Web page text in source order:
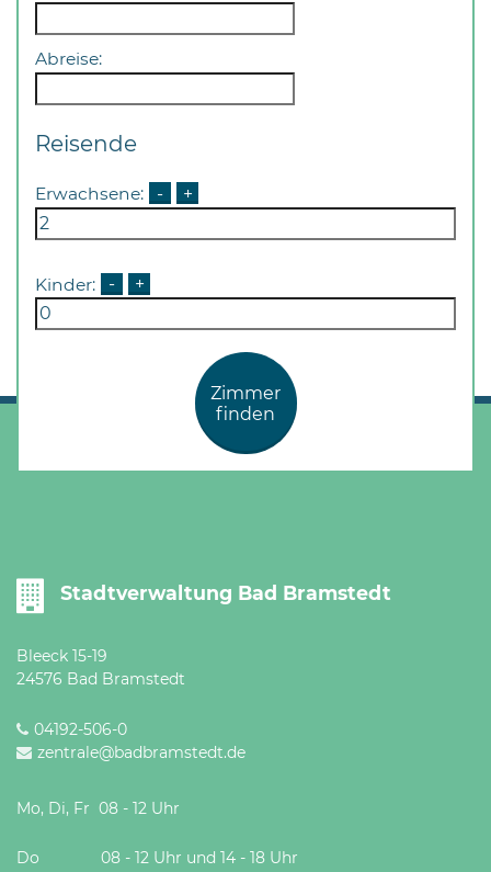
außerhalb
Öffnungszeiten
nach
Vereinbarung.
Abreise:
Reisende
Erwachsene: - +
Kinder: - +
Zimmer
finden
Stadtverwaltung Bad Bramstedt
Bleeck 15-19
24576 Bad Bramstedt
04192-506-0
zentrale@badbramstedt.de
Mo, Di, Fr 08 - 12 Uhr
Do 08 - 12 Uhr und 14 - 18 Uhr